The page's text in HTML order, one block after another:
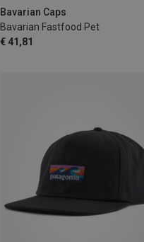
Bavarian Caps
Bavarian Fastfood Pet
€ 41,81